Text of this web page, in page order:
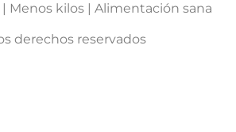
Menos kilos | Alimentación sana
derechos reservados